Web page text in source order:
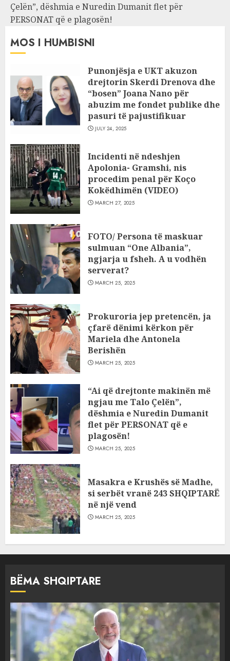
Çelën”, dëshmia e Nuredin Dumanit flet për
PERSONAT që e plagosën!
MOS I HUMBISNI
Punonjësja e UKT akuzon
drejtorin Skerdi Drenova dhe
“bosen” Joana Nano për
abuzim me fondet publike dhe
pasuri të pajustifikuar
JULY 24, 2025
Incidenti në ndeshjen
Apolonia- Gramshi, nis
procedim penal për Koço
Kokëdhimën (VIDEO)
MARCH 27, 2025
FOTO/ Persona të maskuar
sulmuan “One Albania”,
ngjarja u fsheh. A u vodhën
serverat?
MARCH 25, 2025
Prokuroria jep pretencën, ja
çfarë dënimi kërkon për
Mariela dhe Antonela
Berishën
MARCH 25, 2025
“Ai që drejtonte makinën më
ngjau me Talo Çelën”,
dëshmia e Nuredin Dumanit
flet për PERSONAT që e
plagosën!
MARCH 25, 2025
Masakra e Krushës së Madhe,
si serbët vranë 243 SHQIPTARË
në një vend
MARCH 25, 2025
BËMA SHQIPTARE